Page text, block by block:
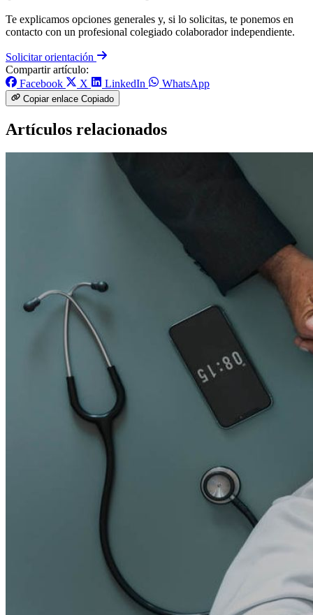
Te explicamos opciones generales y, si lo solicitas, te ponemos en
contacto con un profesional colegiado colaborador independiente.
Solicitar orientación
Compartir artículo:
Facebook
X LinkedIn WhatsApp
Copiar enlace Copiado
Artículos relacionados